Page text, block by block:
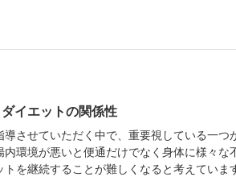
イエットの関係性
させていただく中で、重要視している一つ
内環境が悪いと便通だけでなく身体に様々な
を継続することが難しくなると考えていま